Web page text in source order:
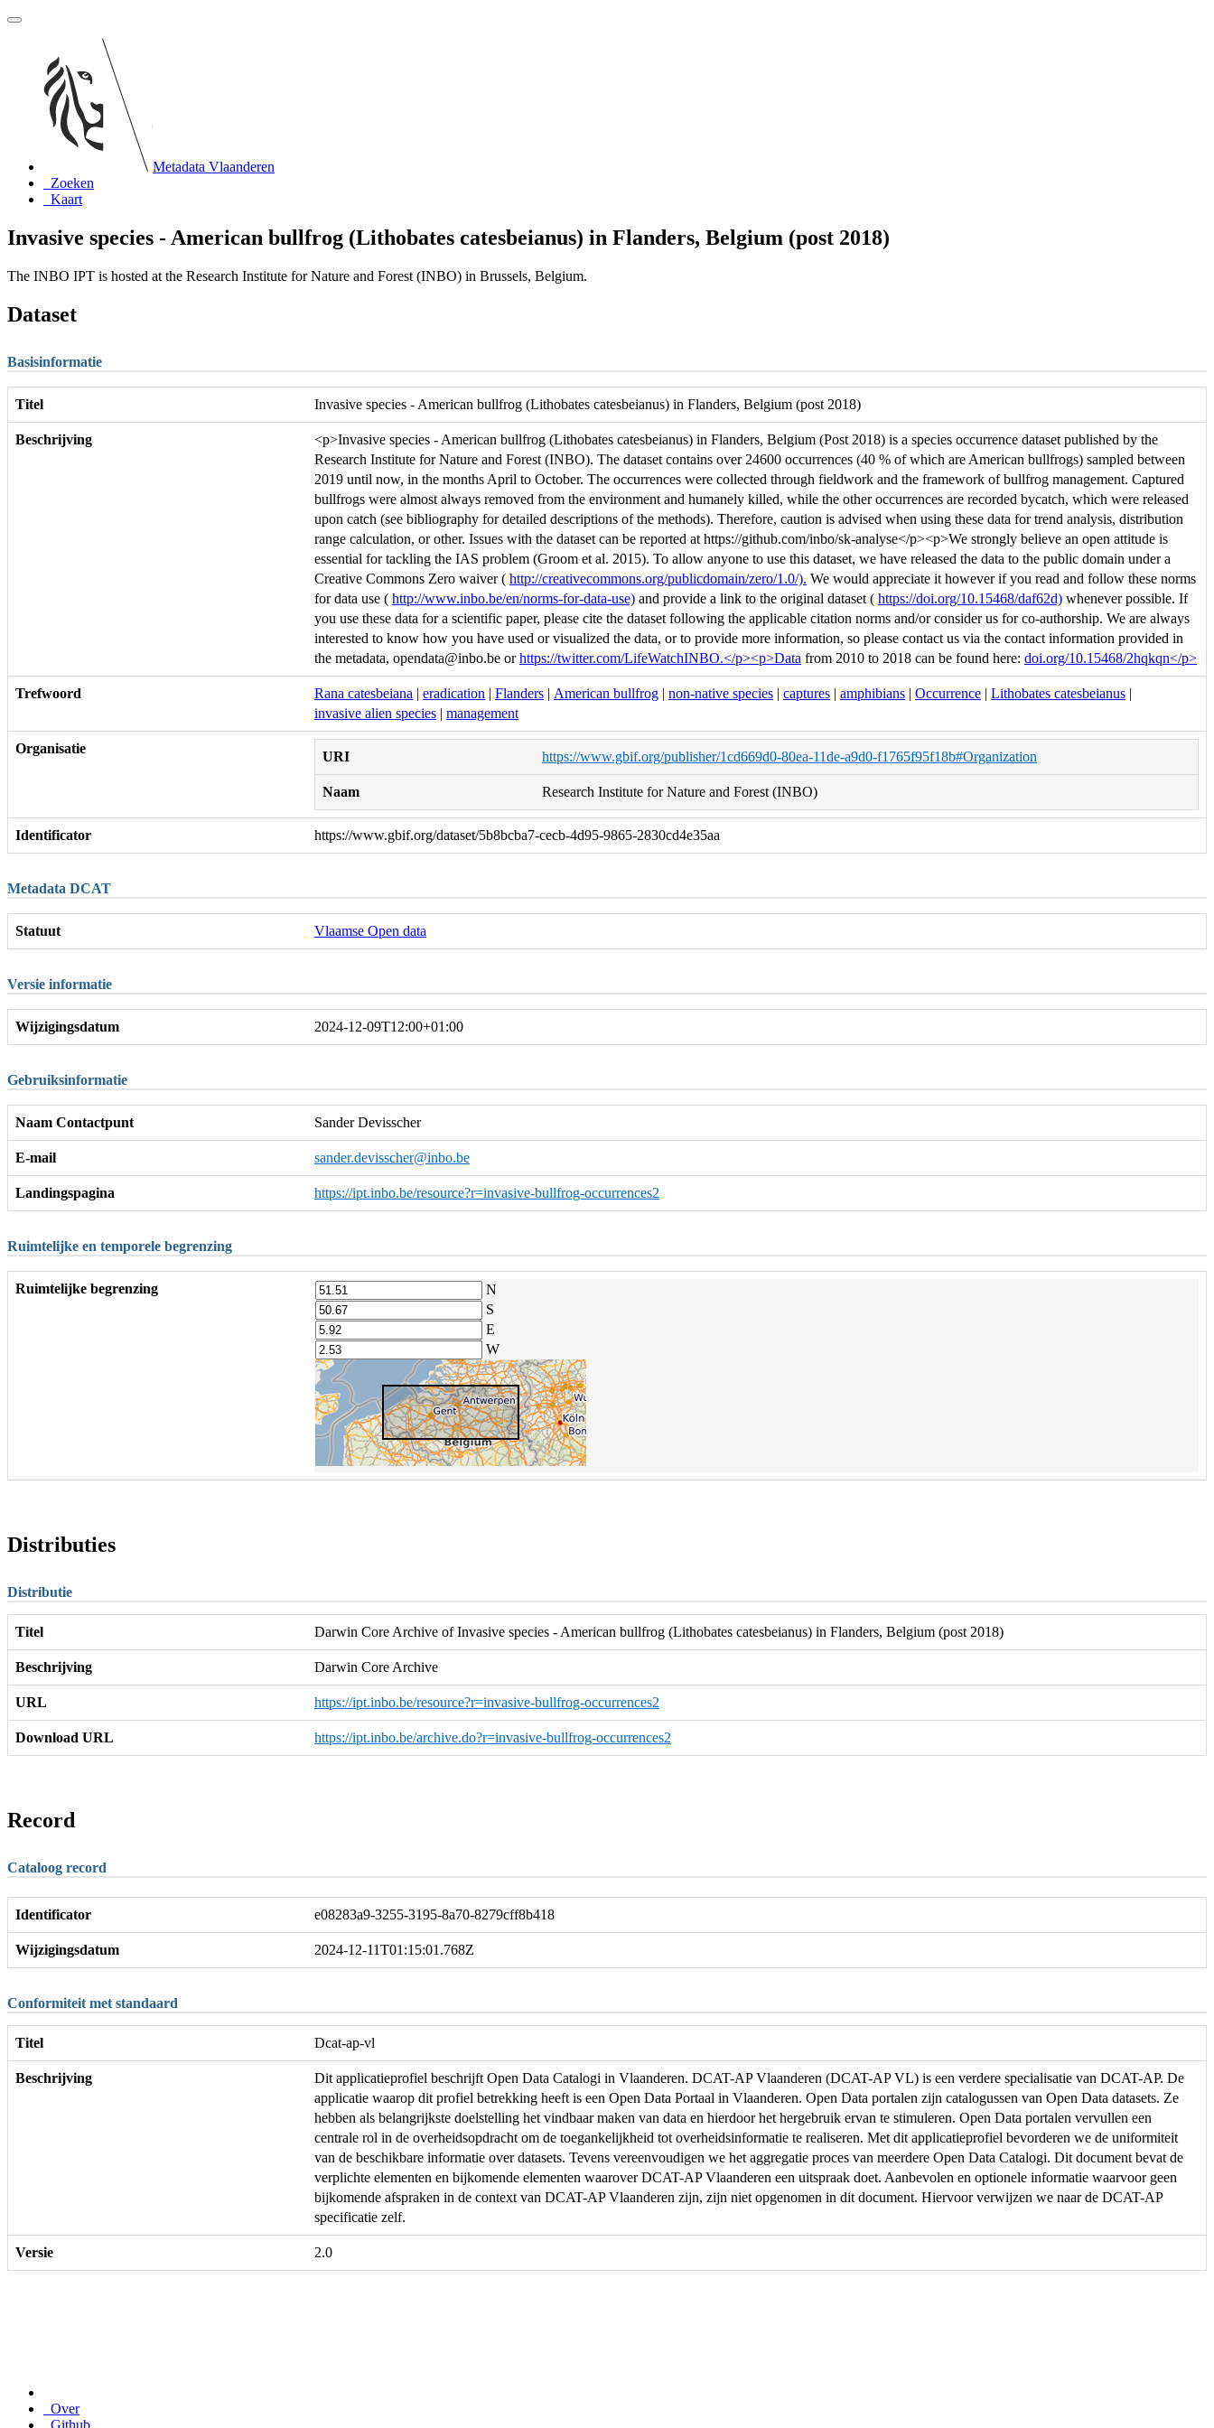
Metadata Vlaanderen
Zoeken
Kaart
Invasive species - American bullfrog (Lithobates catesbeianus) in Flanders, Belgium (post 2018)
The INBO IPT is hosted at the Research Institute for Nature and Forest (INBO) in Brussels, Belgium.
Dataset
Basisinformatie
Titel Invasive species - American bullfrog (Lithobates catesbeianus) in Flanders, Belgium (post 2018)
Beschrijving
<p>Invasive species - American bullfrog (Lithobates catesbeianus) in Flanders, Belgium (Post 2018) is a species occurrence dataset published by the
Research Institute for Nature and Forest (INBO). The dataset contains over 24600 occurrences (40 % of which are American bullfrogs) sampled between
2019 until now, in the months April to October. The occurrences were collected through fieldwork and the framework of bullfrog management. Captured
bullfrogs were almost always removed from the environment and humanely killed, while the other occurrences are recorded bycatch, which were released
upon catch (see bibliography for detailed descriptions of the methods). Therefore, caution is advised when using these data for trend analysis, distribution
range calculation, or other. Issues with the dataset can be reported at https://github.com/inbo/sk-analyse</p><p>We strongly believe an open attitude is
essential for tackling the IAS problem (Groom et al. 2015). To allow anyone to use this dataset, we have released the data to the public domain under a
Creative Commons Zero waiver ( http://creativecommons.org/publicdomain/zero/1.0/). We would appreciate it however if you read and follow these norms
for data use ( http://www.inbo.be/en/norms-for-data-use) and provide a link to the original dataset ( https://doi.org/10.15468/daf62d) whenever possible. If
you use these data for a scientific paper, please cite the dataset following the applicable citation norms and/or consider us for co-authorship. We are always
interested to know how you have used or visualized the data, or to provide more information, so please contact us via the contact information provided in
the metadata, opendata@inbo.be orhttps://twitter.com/LifeWatchINBO.</p><p>Data from 2010 to 2018 can be found here: doi.org/10.15468/2hqkqn</p>
Trefwoord Rana catesbeiana | eradication | Flanders | American bullfrog | non-native species | captures | amphibians | Occurrence | Lithobates catesbeianus |
invasive alien species | management
Organisatie
URI https://www.gbif.org/publisher/1cd669d0-80ea-11de-a9d0-f1765f95f18b#Organization
Naam Research Institute for Nature and Forest (INBO)
Identificator https://www.gbif.org/dataset/5b8bcba7-cecb-4d95-9865-2830cd4e35aa
Metadata DCAT
Statuut Vlaamse Open data
Versie informatie
Wijzigingsdatum 2024-12-09T12:00+01:00
Gebruiksinformatie
Naam Contactpunt Sander Devisscher
E-mail sander.devisscher@inbo.be
Landingspagina https://ipt.inbo.be/resource?r=invasive-bullfrog-occurrences2
Ruimtelijke en temporele begrenzing
Ruimtelijke begrenzing
N
S
E
W
Distributies
Distributie
Titel Darwin Core Archive of Invasive species - American bullfrog (Lithobates catesbeianus) in Flanders, Belgium (post 2018)
Beschrijving Darwin Core Archive
URL https://ipt.inbo.be/resource?r=invasive-bullfrog-occurrences2
Download URL https://ipt.inbo.be/archive.do?r=invasive-bullfrog-occurrences2
Record
Cataloog record
Identificator e08283a9-3255-3195-8a70-8279cff8b418
Wijzigingsdatum 2024-12-11T01:15:01.768Z
Conformiteit met standaard
Titel Dcat-ap-vl
Beschrijving
Dit applicatieprofiel beschrijft Open Data Catalogi in Vlaanderen. DCAT-AP Vlaanderen (DCAT-AP VL) is een verdere specialisatie van DCAT-AP. De
applicatie waarop dit profiel betrekking heeft is een Open Data Portaal in Vlaanderen. Open Data portalen zijn catalogussen van Open Data datasets. Ze
hebben als belangrijkste doelstelling het vindbaar maken van data en hierdoor het hergebruik ervan te stimuleren. Open Data portalen vervullen een
centrale rol in de overheidsopdracht om de toegankelijkheid tot overheidsinformatie te realiseren. Met dit applicatieprofiel bevorderen we de uniformiteit
van de beschikbare informatie over datasets. Tevens vereenvoudigen we het aggregatie proces van meerdere Open Data Catalogi. Dit document bevat de
verplichte elementen en bijkomende elementen waarover DCAT-AP Vlaanderen een uitspraak doet. Aanbevolen en optionele informatie waarvoor geen
bijkomende afspraken in de context van DCAT-AP Vlaanderen zijn, zijn niet opgenomen in dit document. Hiervoor verwijzen we naar de DCAT-AP
specificatie zelf.
Versie 2.0
Over